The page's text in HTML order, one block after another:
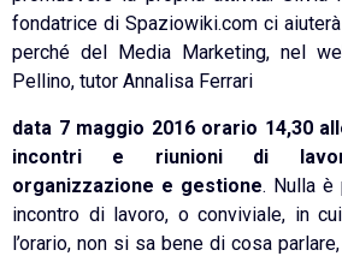
fondatrice di Spaziowiki.com ci
perché del Media Marketing, nel
Pellino, tutor Annalisa Ferrari
data 7 maggio 2016 orario 14,30
incontri e riunioni di
organizzazione e gestione. Nulla è
incontro di lavoro, o conviviale, in
l’orario, non si sa bene di cosa